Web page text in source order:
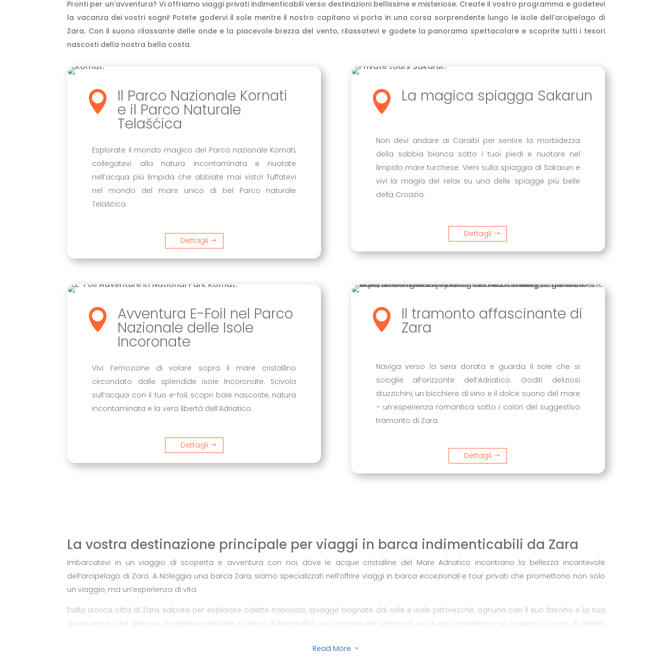
Pronti per un’avventura? Vi offriamo viaggi privati indimenticabili verso destinazioni bellissime e misteriose. Create il vostro programma e godetevi
la vacanza dei vostri sogni! Potete godervi il sole mentre il nostro capitano vi porta in una corsa sorprendente lungo le isole dell’arcipelago di
Zara. Con il suono rilassante delle onde e la piacevole brezza del vento, rilassatevi e godete la panorama spettacolare e scoprite tutti i tesori
nascosti della nostra bella costa.
 Il Parco Nazionale Kornati
e il Parco Naturale
Telašćica
Esplorate il mondo magico del Parco nazionale Kornati,
collegatevi alla natura incontaminata e nuotate
nell’acqua più limpida che abbiate mai visto! Tuffatevi
nel mondo del mare unico di bel Parco naturale
Telašćica.
Dettagli
 La magica spiagga Sakarun
Non devi andare ai Caraibi per sentire la morbidezza
della sabbia bianca sotto i tuoi piedi e nuotare nel
limpido mare turchese. Vieni sulla spiaggia di Sakarun e
vivi la magia del relax su una delle spiagge più belle
della Croazia.
Dettagli
 Avventura E-Foil nel Parco
Nazionale delle Isole
Incoronate
Vivi l’emozione di volare sopra il mare cristallino
circondato dalle splendide isole Incoronate. Scivola
sull’acqua con il tuo e-foil, scopri baie nascoste, natura
incontaminata e la vera libertà dell’Adriatico.
Dettagli
 Il tramonto affascinante di
Zara
Naviga verso la sera dorata e guarda il sole che si
scioglie all’orizzonte dell’Adriatico. Goditi deliziosi
stuzzichini, un bicchiere di vino e il dolce suono del mare
– un’esperienza romantica sotto i colori del suggestivo
tramonto di Zara.
Dettagli
La vostra destinazione principale per viaggi in barca indimenticabili da Zara
Imbarcatevi in un viaggio di scoperta e avventura con noi, dove le acque cristalline del Mare Adriatico incontrano la bellezza incantevole
dell’arcipelago di Zara. A Noleggia una barca Zara, siamo specializzati nell’offrire viaggi in barca eccezionali e tour privati che promettono non solo
un viaggio, ma un’esperienza di vita.
Dalla storica città di Zara, salpate per esplorare calette nascoste, spiagge bagnate dal sole e isole pittoresche, ognuna con il suo fascino e la sua
storia unica. Che siate un viaggiatore solitario in cerca di tranquillità, una coppia alla ricerca di una fuga romantica o un gruppo in cerca di attività
Read More 3